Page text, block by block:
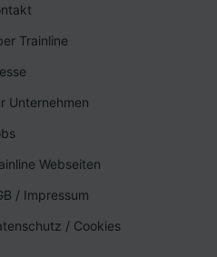
Trainline
Unternehmen
Webseiten
/ Impressum
/ Cookies